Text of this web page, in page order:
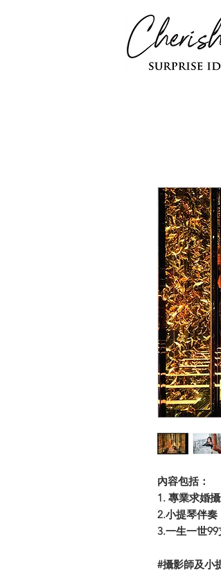
內容包括：
1. 專業求婚
2.小提琴伴奏
3.一生一世99
#攝影師及小